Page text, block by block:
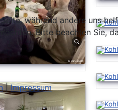
während andere uns
Bitte beachten Sie,
|Impressum